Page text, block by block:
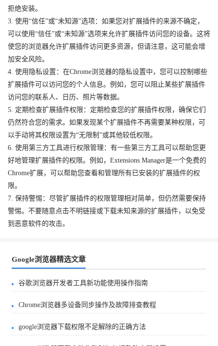
拒绝安装。
3. 使用“信任”或“未知源”选项：如果您对扩展插件的来源不确定，
可以使用“信任”或“未知源”选项来允许扩展插件访问您的设备。这将
使您的浏览器允许扩展插件访问更多资源，但请注意，这可能会增
加安全风险。
4. 使用隐私设置：在Chrome浏览器的隐私设置中，您可以控制哪些
扩展插件可以访问您的个人信息。例如，您可以阻止某些扩展插件
访问您的联系人、日历、照片等数据。
5. 定期检查扩展插件权限：定期检查您的扩展插件权限，确保它们
仍然符合您的需求。如果发现某个扩展插件不再需要某种权限，可
以手动将其权限设置为“无限制”或其他较低权限。
6. 使用第三方工具进行权限管理：有一些第三方工具可以帮助您更
好地管理扩展插件的权限。例如，Extensions Manager是一个免费的
Chrome扩展，可以帮助您查看和管理所有已安装的扩展插件的权
限。
7. 保持警惕：尽管扩展插件的权限管理相对简单，但仍然需要保持
警惕。不要随意点击不明链接或下载未知来源的扩展插件，以免受
到恶意软件的攻击。
Google浏览器精选文章
谷歌浏览器开发者工具新功能使用操作指南
Chrome浏览器多设备同步操作及故障排查教程
google浏览器下载权限不足解除的正确方法